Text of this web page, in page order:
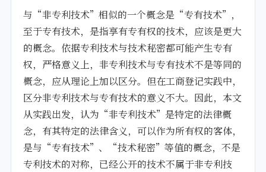
与“非专利技术”相似的一个概念是“专有技术”，
至于专有技术，是指享有专有权的技术，应该是更大
的概念。依据专利技术与技术秘密都可能产生专有
权，严格意义上，非专利技术与专有技术不是等同的
概念，应从理论上加以区分。但在工商登记实践中，
区分非专利技术与专有技术的意义不大。因此，本文
从实践出发，认为“非专利技术”是特定的法律概
念，有其特定的法律含义，可以作为所有权的客体，
是与“专有技术”、“技术秘密”等值的概念，不是
专利技术的对称，已经公开的技术不属于非专利技